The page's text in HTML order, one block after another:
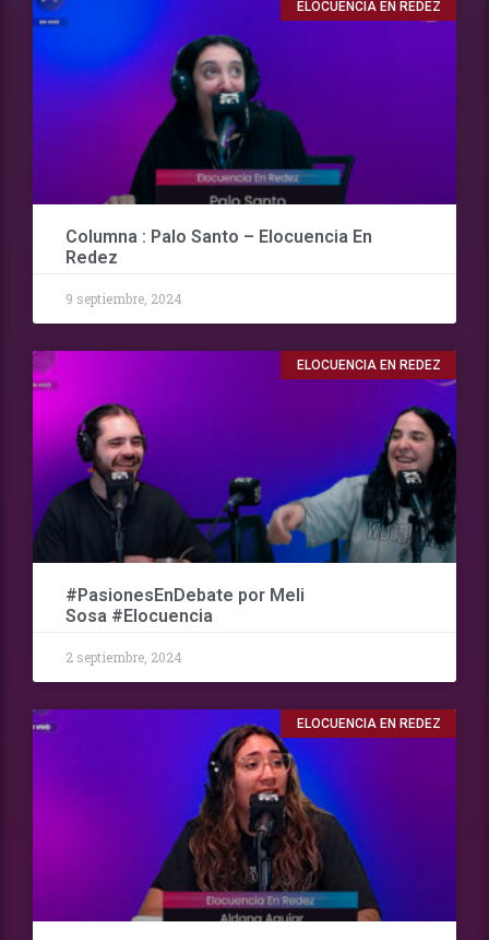
ELOCUENCIA EN REDEZ
Columna : Palo Santo – Elocuencia En
Redez
9 septiembre, 2024
ELOCUENCIA EN REDEZ
#PasionesEnDebate por Meli
Sosa #Elocuencia
2 septiembre, 2024
ELOCUENCIA EN REDEZ